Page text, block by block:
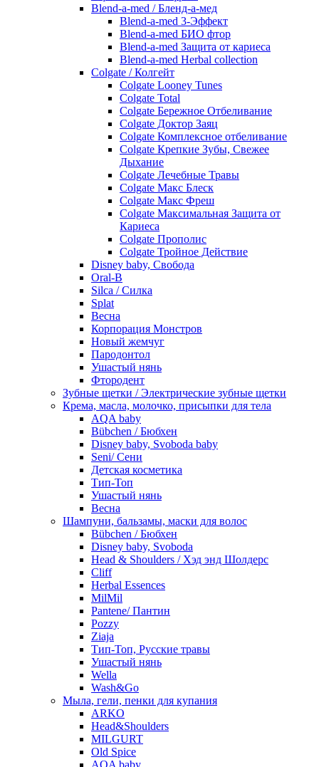
Blend-a-med / Бленд-а-мед
Blend-a-med 3-Эффект
Blend-a-med БИО фтор
Blend-a-med Защита от кариеса
Blend-a-med Herbal collection
Colgate / Колгейт
Colgate Looney Tunes
Colgate Total
Colgate Бережное Отбеливание
Colgate Доктор Заяц
Colgate Комплексное отбеливание
Colgate Крепкие Зубы, Свежее
Дыхание
Colgate Лечебные Травы
Colgate Макс Блеск
Colgate Макс Фреш
Colgate Максимальная Защита от
Кариеса
Colgate Прополис
Colgate Тройное Действие
Disney baby, Свобода
Oral-B
Silca / Силка
Splat
Весна
Корпорация Монстров
Новый жемчуг
Пародонтол
Ушастый нянь
Фтородент
Зубные щетки / Электрические зубные щетки
Крема, масла, молочко, присыпки для тела
AQA baby
Bübchen / Бюбхен
Disney baby, Svoboda baby
Seni/ Сени
Детская косметика
Тип-Топ
Ушастый нянь
Весна
Шампуни, бальзамы, маски для волос
Bübchen / Бюбхен
Disney baby, Svoboda
Head & Shoulders / Хэд энд Шолдерс
Cliff
Herbal Essences
MilMil
Pantene/ Пантин
Pozzy
Ziaja
Тип-Топ, Русские травы
Ушастый нянь
Wella
Wash&Go
Мыла, гели, пенки для купания
ARKO
Head&Shoulders
MILGURT
Old Spice